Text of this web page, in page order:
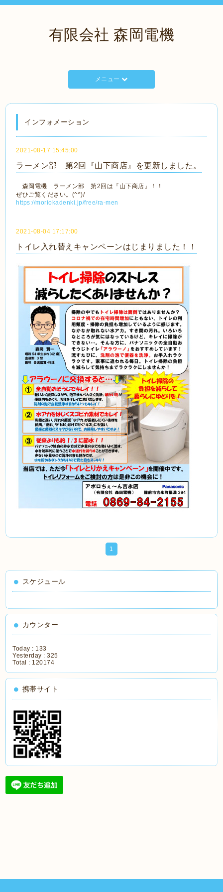
有限会社 森岡電機
メニュー
インフォメーション
2021-08-17 15:45:00
ラーメン部 第2回『山下商店』を更新しました。
森岡電機 ラーメン部 第2回は『山下商店』！！
ぜひご覧ください。(^^)/
https://moriokadenki.jp/free/ra-men
2021-08-04 17:17:00
トイレ入れ替えキャンペーンはじまりました！！
1
スケジュール
カウンター
Today : 133
Yesterday :325
Total : 120174
携帯サイト